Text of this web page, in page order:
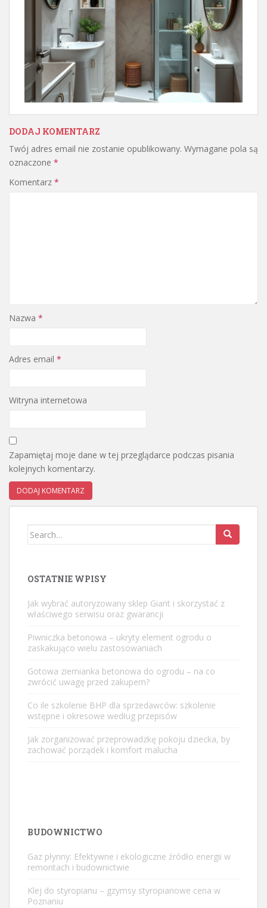
DODAJ KOMENTARZ
Twój adres email nie zostanie opublikowany. Wymagane pola są
oznaczone *
Komentarz *
Nazwa *
Adres email *
Witryna internetowa
Zapamiętaj moje dane w tej przeglądarce podczas pisania
kolejnych komentarzy.
Search
OSTATNIE WPISY
Jak wybrać autoryzowany sklep Giant i skorzystać z
właściwego serwisu oraz gwarancji
Piwniczka betonowa – ukryty element ogrodu o
zaskakująco wielu zastosowaniach
Gotowa ziemianka betonowa do ogrodu – na co
zwrócić uwagę przed zakupem?
Co ile szkolenie BHP dla sprzedawców: szkolenie
wstępne i okresowe według przepisów
Jak zorganizować przeprowadzkę pokoju dziecka, by
zachować porządek i komfort malucha
BUDOWNICTWO
Gaz płynny: Efektywne i ekologiczne źródło energii w
remontach i budownictwie
Klej do styropianu – gzymsy styropianowe cena w
Poznaniu